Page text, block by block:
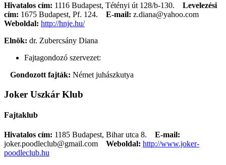
Hivatalos cím: 1116 Budapest, Tétényi út 128/b-130. Levelezési
cím: 1675 Budapest, Pf. 124. E-mail: z.diana@yahoo.com
Weboldal: http://hnje.hu/
Elnök: dr. Zubercsány Diana
Fajtagondozó szervezet:
Gondozott fajták: Német juhászkutya
Joker Uszkár Klub
Fajtaklub
Hivatalos cím: 1185 Budapest, Bihar utca 8. E-mail:
joker.poodleclub@gmail.com
Weboldal: http://www.joker-
poodleclub.hu